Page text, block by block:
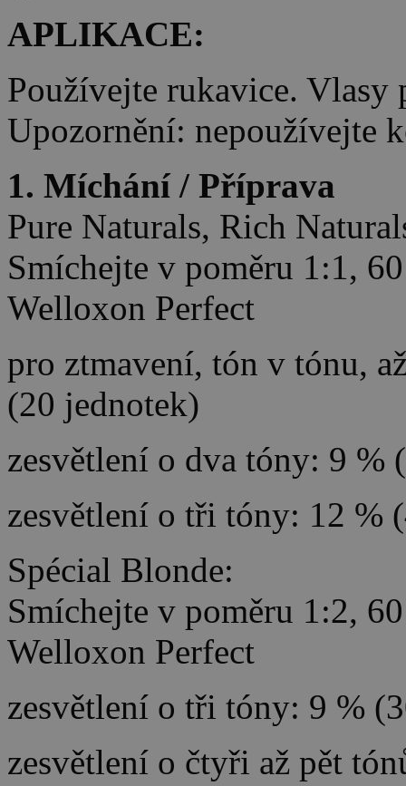
APLIKACE:
Používejte rukavice. Vlasy
Upozornění: nepoužívejte
1. Míchání / Příprava
Pure Naturals, Rich
Smíchejte v poměru 1:1,
Welloxon Perfect
pro ztmavení, tón v tónu,
(20 jednotek)
zesvětlení o dva tóny: 9 %
zesvětlení o tři tóny: 12 %
Spécial Blonde:
Smíchejte v poměru 1:2,
Welloxon Perfect
zesvětlení o tři tóny: 9 %
zesvětlení o čtyři až pět